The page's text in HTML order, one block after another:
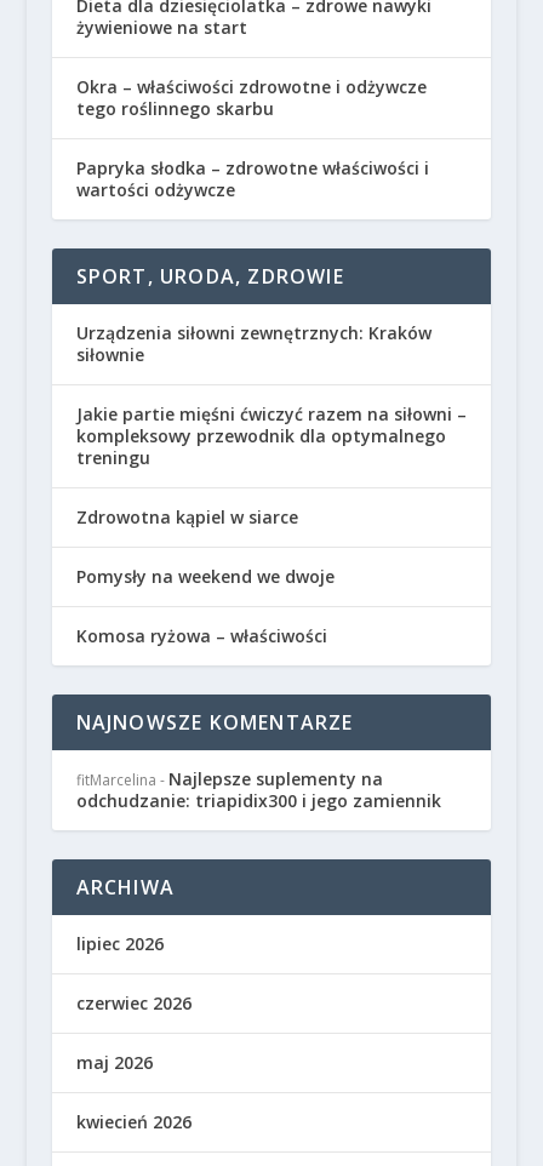
Dieta dla dziesięciolatka – zdrowe nawyki
żywieniowe na start
Okra – właściwości zdrowotne i odżywcze
tego roślinnego skarbu
Papryka słodka – zdrowotne właściwości i
wartości odżywcze
SPORT, URODA, ZDROWIE
Urządzenia siłowni zewnętrznych: Kraków
siłownie
Jakie partie mięśni ćwiczyć razem na siłowni –
kompleksowy przewodnik dla optymalnego
treningu
Zdrowotna kąpiel w siarce
Pomysły na weekend we dwoje
Komosa ryżowa – właściwości
NAJNOWSZE KOMENTARZE
fitMarcelina - Najlepsze suplementy na
odchudzanie: triapidix300 i jego zamiennik
ARCHIWA
lipiec 2026
czerwiec 2026
maj 2026
kwiecień 2026